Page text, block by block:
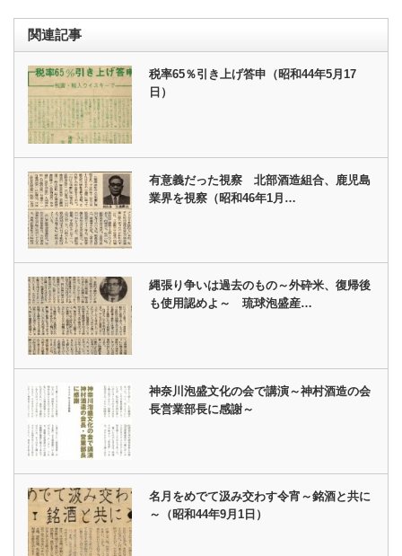
関連記事
税率65％引き上げ答申（昭和44年5月17
日）
有意義だった視察 北部酒造組合、鹿児島
業界を視察（昭和46年1月…
縄張り争いは過去のもの～外砕米、復帰後
も使用認めよ～ 琉球泡盛産…
神奈川泡盛文化の会で講演～神村酒造の会
長営業部長に感謝～
名月をめでて汲み交わす令宵～銘酒と共に
～（昭和44年9月1日）